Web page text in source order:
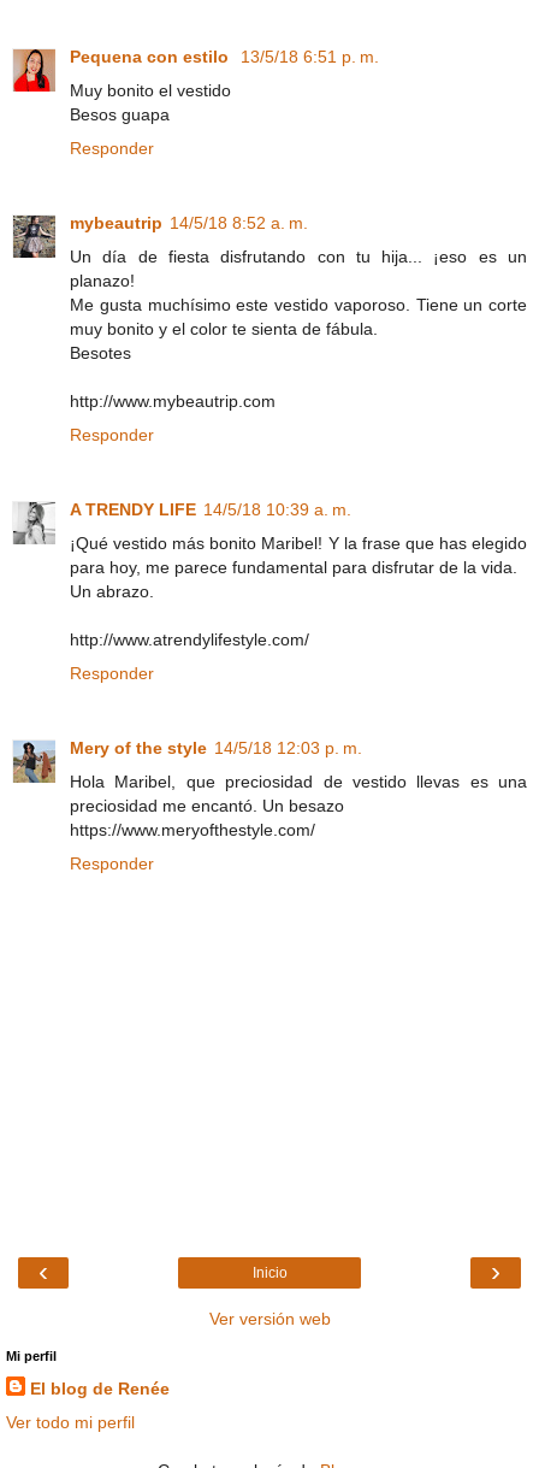
Pequena con estilo
13/5/18 6:51 p. m.
Muy bonito el vestido
Besos guapa
Responder
mybeautrip 14/5/18 8:52 a. m.
Un día de fiesta disfrutando con tu hija... ¡eso es un
planazo!
Me gusta muchísimo este vestido vaporoso. Tiene un corte
muy bonito y el color te sienta de fábula.
Besotes
http://www.mybeautrip.com
Responder
A TRENDY LIFE 14/5/18 10:39 a. m.
¡Qué vestido más bonito Maribel! Y la frase que has elegido
para hoy, me parece fundamental para disfrutar de la vida.
Un abrazo.
http://www.atrendylifestyle.com/
Responder
Mery of the style 14/5/18 12:03 p. m.
Hola Maribel, que preciosidad de vestido llevas es una
preciosidad me encantó. Un besazo
https://www.meryofthestyle.com/
Responder
‹ ›
Inicio
Ver versión web
Mi perfil
El blog de Renée
Ver todo mi perfil